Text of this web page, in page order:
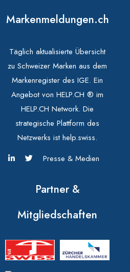
Markenmeldungen.ch
Täglich aktualisierte Übersicht
zu Schweizer Marken aus dem
Markenregister des IGE. Ein
Angebot von HELP.CH ® im
HELP.CH Network. Die
strategische Plattform des
Netzwerks ist help.swiss.
Presse & Medien
Partner &
Mitgliedschaften